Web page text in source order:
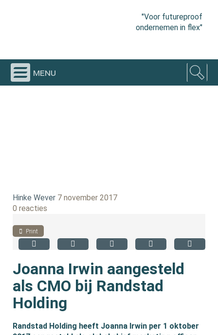
"Voor futureproof
ondernemen in flex"
menu
Hinke Wever 7 november 2017
0 reacties
Print
Joanna Irwin aangesteld
als CMO bij Randstad
Holding
Randstad Holding heeft Joanna Irwin per 1 oktober